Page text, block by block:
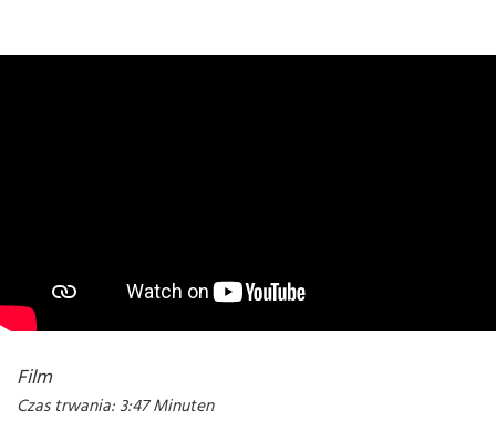
Film
Czas trwania: 3:47 Minuten